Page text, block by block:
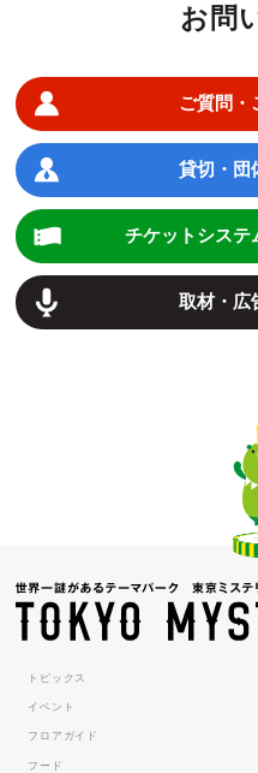
お問
ご質問・
貸切・団
チケットシステ
取材・広
トピックス
イベント
フロアガイド
フード